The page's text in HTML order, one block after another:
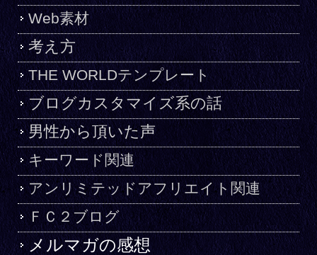
Web素材
考え方
THE WORLDテンプレート
ブログカスタマイズ系の話
男性から頂いた声
キーワード関連
アンリミテッドアフリエイト関連
ＦＣ２ブログ
メルマガの感想